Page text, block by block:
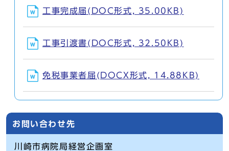
工事完成届(DOC形式, 35.00KB)
工事引渡書(DOC形式, 32.50KB)
免税事業者届(DOCX形式, 14.88KB)
お問い合わせ先
川崎市病院局経営企画室